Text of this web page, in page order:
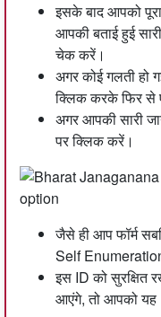
इसके बाद आपको
आपकी बताई हुई
चेक करें।
अगर कोई गलती हो
क्लिक करके फिर से
अगर आपकी सारी
पर क्लिक करें।
जैसे ही आप फॉर्म
Self
इस ID को सुरक्षित
आएंगे, तो आपको यह